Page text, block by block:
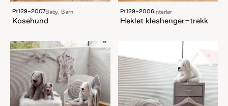
Pt129-2007Baby, Barn
Kosehund
Pt129-2006Interiør
Heklet kleshenger-trekk